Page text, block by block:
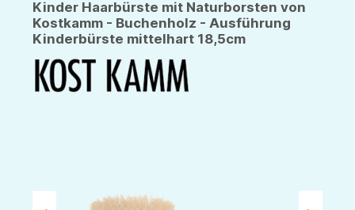
Kinder Haarbürste mit Naturborsten von
Kostkamm - Buchenholz - Ausführung
Kinderbürste mittelhart 18,5cm